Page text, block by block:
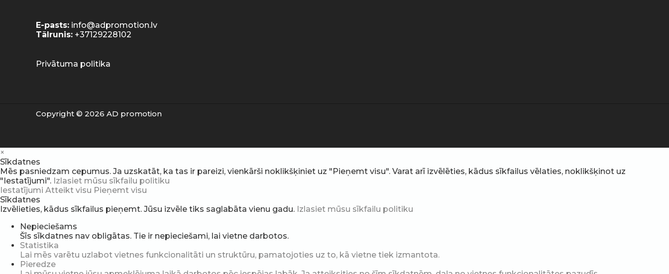
E-pasts: info@adpromotion.lv
Tālrunis: +37129228102
Privātuma politika
Copyright © 2026 AD promotion
×
Sīkdatnes
Mēs pasniedzam cepumus. Ja uzskatāt, ka tas ir pareizi, vienkārši noklikšķiniet uz "Pieņemt visu". Varat arī izvēlēties, kādus sīkfailus vēlaties, noklikšķinot uz
"Iestatījumi". Izlasiet mūsu sīkfailu politiku
Iestatījumi Atteikt visu Pieņemt visu
Sīkdatnes
Izvēlieties, kādus sīkfailus pieņemt. Jūsu izvēle tiks saglabāta vienu gadu. Izlasiet mūsu sīkfailu politiku
Nepieciešams
Šīs sīkdatnes nav obligātas. Tie ir nepieciešami, lai vietne darbotos.
Statistika
Lai mēs varētu uzlabot vietnes funkcionalitāti un struktūru, pamatojoties uz to, kā vietne tiek izmantota.
Pieredze